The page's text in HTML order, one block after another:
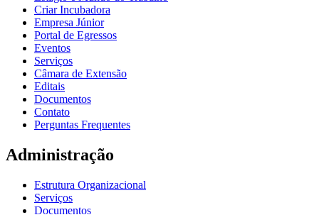
Criar Incubadora
Empresa Júnior
Portal de Egressos
Eventos
Serviços
Câmara de Extensão
Editais
Documentos
Contato
Perguntas Frequentes
Administração
Estrutura Organizacional
Serviços
Documentos